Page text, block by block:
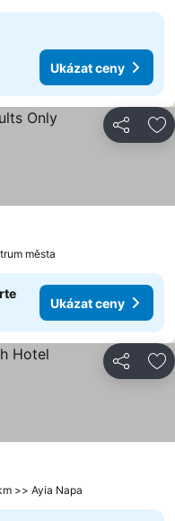
Ukázat ceny
Sdílet
města
Ukázat ceny
Sdílet
>> Ayia Napa